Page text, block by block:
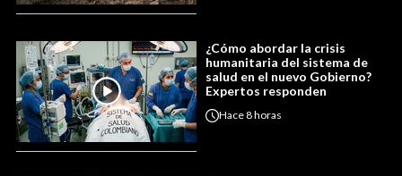
¿Cómo abordar la crisis
humanitaria del sistema de
salud en el nuevo Gobierno?
Expertos responden
Hace8 horas